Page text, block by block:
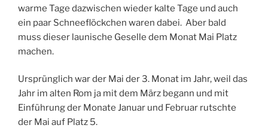
warme Tage dazwischen wieder kalte Tage und auch
ein paar Schneeflöckchen waren dabei. Aber bald
muss dieser launische Geselle dem Monat Mai Platz
machen.
Ursprünglich war der Mai der 3. Monat im Jahr, weil das
Jahr im alten Rom ja mit dem März begann und mit
Einführung der Monate Januar und Februar rutschte
der Mai auf Platz 5.